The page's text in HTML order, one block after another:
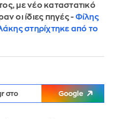
με νέο καταστατικό
οι ίδιες πηγές - Φίλης
στηρίχτηκε από το
στο Google